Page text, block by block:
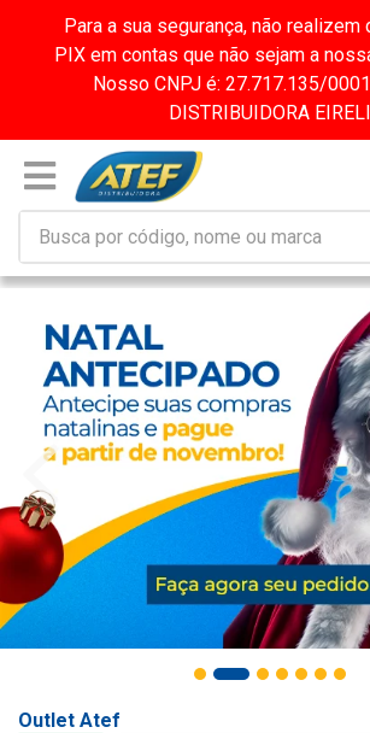
Para a sua segurança, não
PIX em contas que não sejam a
Nosso CNPJ é: 27.717.135/
DISTRIBUIDORA EIRELI
Outlet Atef